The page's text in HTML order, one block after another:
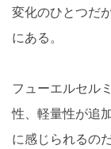
変化のひとつだ
にある。
フューエルセル
性、軽量性が追
に感じられるの